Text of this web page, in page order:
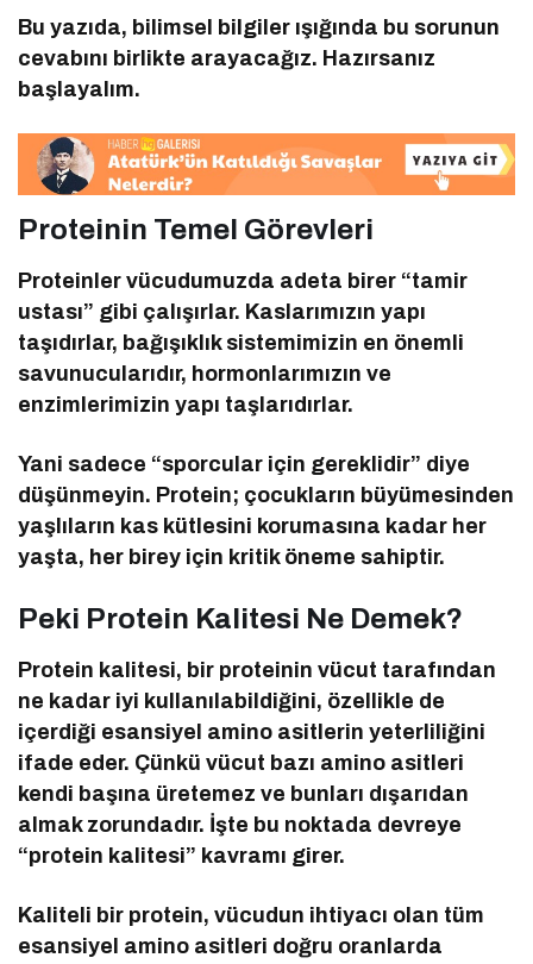
Bu yazıda, bilimsel bilgiler ışığında bu sorunun
cevabını birlikte arayacağız. Hazırsanız
başlayalım.
Proteinin Temel Görevleri
Proteinler vücudumuzda adeta birer “tamir
ustası” gibi çalışırlar. Kaslarımızın yapı
taşıdırlar, bağışıklık sistemimizin en önemli
savunucularıdır, hormonlarımızın ve
enzimlerimizin yapı taşlarıdırlar.
Yani sadece “sporcular için gereklidir” diye
düşünmeyin. Protein; çocukların büyümesinden
yaşlıların kas kütlesini korumasına kadar her
yaşta, her birey için kritik öneme sahiptir.
Peki Protein Kalitesi Ne Demek?
Protein kalitesi, bir proteinin vücut tarafından
ne kadar iyi kullanılabildiğini, özellikle de
içerdiği esansiyel amino asitlerin yeterliliğini
ifade eder. Çünkü vücut bazı amino asitleri
kendi başına üretemez ve bunları dışarıdan
almak zorundadır. İşte bu noktada devreye
“protein kalitesi” kavramı girer.
Kaliteli bir protein, vücudun ihtiyacı olan tüm
esansiyel amino asitleri doğru oranlarda